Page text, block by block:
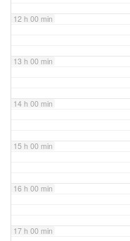
12 h 00 min
13 h 00 min
14 h 00 min
15 h 00 min
16 h 00 min
17 h 00 min